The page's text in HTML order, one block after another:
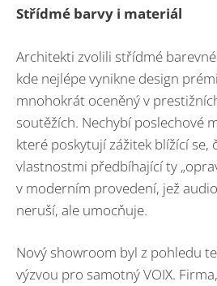
Střídmé barvy i materiál
Architekti zvolili střídmé
kde nejlépe vynikne design
mnohokrát oceněný v
soutěžích. Nechybí poslechové
které poskytují zážitek blížící se,
vlastnostmi předbíhající ty
v moderním provedení, jež
neruší, ale umocňuje.
Nový showroom byl z pohledu
výzvou pro samotný VOIX.